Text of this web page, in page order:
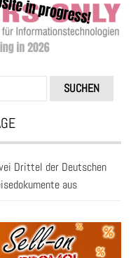
Drittel der Deutschen
aus